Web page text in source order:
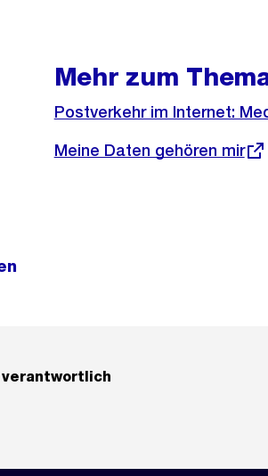
Mehr zum
Externer
Link:
Postverkehr im Internet:
Externer
Link:
Meine Daten gehören mir